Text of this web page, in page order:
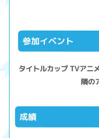
参加イベント
タイトルカップ TVアニ
隣の
成績